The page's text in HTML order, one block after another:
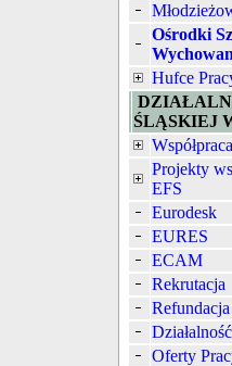
Ośrodki
Hufce
ŚLĄSKIEJ
Projekty
EFS
Eurodesk
EURES
ECAM
Rekrutacja
Refundacja
Oferty